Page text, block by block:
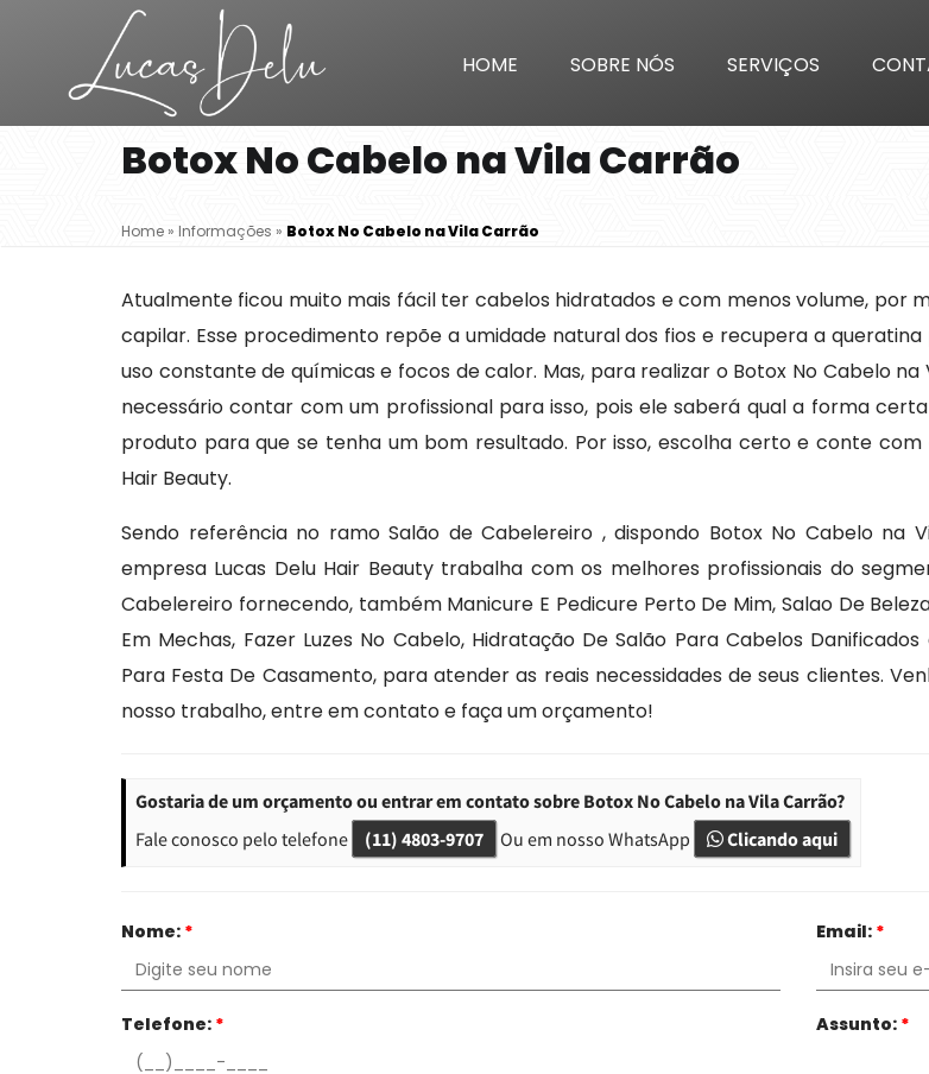
HOME SOBRE NÓS SERVIÇOS
Botox No Cabelo na Vila Carrão
Home » Informações » Botox No Cabelo na Vila Carrão
Atualmente ficou muito mais fácil ter cabelos hidratados e com menos volume, por
capilar. Esse procedimento repõe a umidade natural dos fios e recupera a
uso constante de químicas e focos de calor. Mas, para realizar o Botox No Cabelo na
necessário contar com um profissional para isso, pois ele saberá qual a forma
produto para que se tenha um bom resultado. Por isso, escolha certo e conte com
Hair Beauty.
Sendo referência no ramo Salão de Cabelereiro , dispondo Botox No Cabelo na
empresa Lucas Delu Hair Beauty trabalha com os melhores profissionais do
Cabelereiro fornecendo, também Manicure E Pedicure Perto De Mim, Salao De
Em Mechas, Fazer Luzes No Cabelo, Hidratação De Salão Para Cabelos
Para Festa De Casamento, para atender as reais necessidades de seus clientes.
nosso trabalho, entre em contato e faça um orçamento!
Gostaria de um orçamento ou entrar em contato sobre Botox No Cabelo na Vila Carrão?
Fale conosco pelo telefone
(11) 4803-9707 Ou em nosso WhatsApp Clicando aqui
Nome: * Email: *
Telefone: * Assunto: *